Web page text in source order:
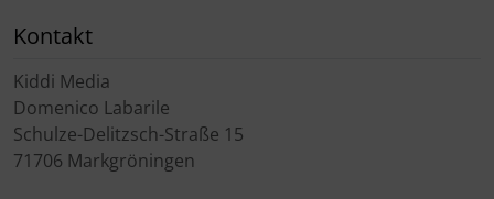
Kontakt
Kiddi Media
Domenico Labarile
Schulze-Delitzsch-Straße 15
71706 Markgröningen